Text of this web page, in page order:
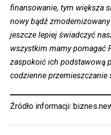
finansowanie, tym większa
nowy bądź
jeszcze lepiej świadczyć
wszystkim mamy pomagać
zaspokoić ich podstawową
codzienne przemieszczanie
Źródło informacji: